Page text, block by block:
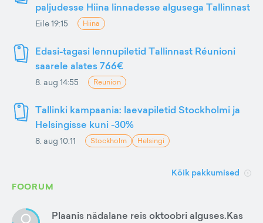
paljudesse Hiina linnadesse algusega Tallinnast
Eile 19:15 Hiina
Edasi-tagasi lennupiletid Tallinnast Réunioni
saarele alates 766€
8. aug 14:55 Reunion
Tallinki kampaania: laevapiletid Stockholmi ja
Helsingisse kuni -30%
8. aug 10:11 Stockholm Helsingi
Kõik pakkumised
FOORUM
Plaanis nädalane reis oktoobri alguses.Kas